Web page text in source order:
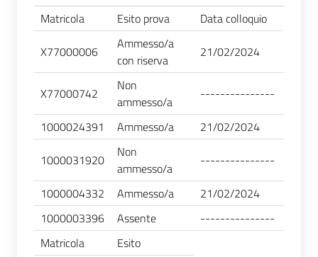
Matricola
Esito prova
Data colloquio
X77000006
Ammesso/a
con riserva
21/02/2024
X77000742
Non
ammesso/a
---------------
1000024391
Ammesso/a
21/02/2024
1000031920
Non
ammesso/a
---------------
1000004332
Ammesso/a
21/02/2024
1000003396
Assente
---------------
Matricola
Esito